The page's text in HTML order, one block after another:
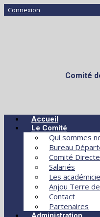
Connexion
Comité
Accueil
Le Comité
Qui sommes
Bureau
Comité
Salariés
Les
Anjou Terre
Contact
Partenaires